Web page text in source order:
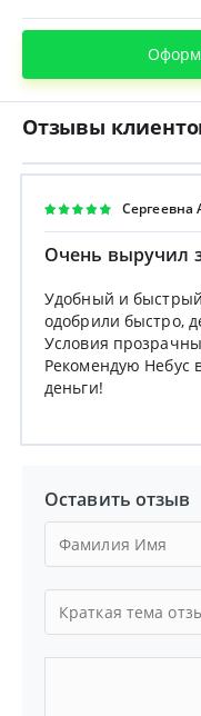
Отзывы
Сергеевна
Очень выручил
Удобный и
одобрили быстро,
Условия
Рекомендую Небус
деньги!
Оставить отзыв